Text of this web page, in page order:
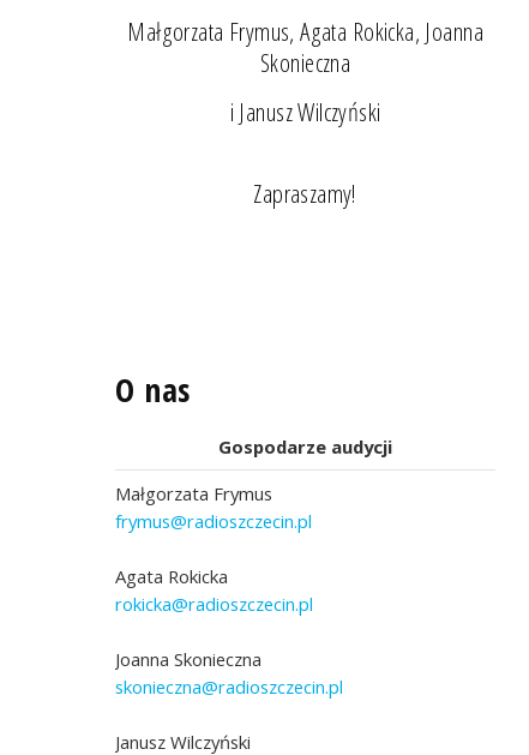
Małgorzata Frymus, Agata Rokicka, Joanna
Skonieczna
i Janusz Wilczyński
Zapraszamy!
O nas
Gospodarze audycji
Małgorzata Frymus
frymus@radioszczecin.pl
Agata Rokicka
rokicka@radioszczecin.pl
Joanna Skonieczna
skonieczna@radioszczecin.pl
Janusz Wilczyński